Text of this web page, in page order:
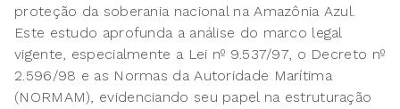
proteção da soberania nacional na Amazônia Azul.
Este estudo aprofunda a análise do marco legal
vigente, especialmente a Lei nº 9.537/97, o Decreto nº
2.596/98 e as Normas da Autoridade Marítima
(NORMAM), evidenciando seu papel na estruturação